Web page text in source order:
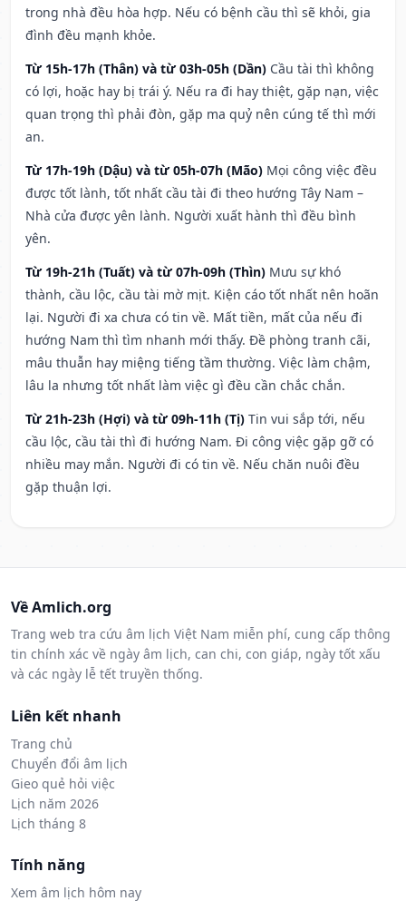
trong nhà đều hòa hợp. Nếu có bệnh cầu thì sẽ khỏi, gia
đình đều mạnh khỏe.
Từ 15h-17h (Thân) và từ 03h-05h (Dần) Cầu tài thì không
có lợi, hoặc hay bị trái ý. Nếu ra đi hay thiệt, gặp nạn, việc
quan trọng thì phải đòn, gặp ma quỷ nên cúng tế thì mới
an.
Từ 17h-19h (Dậu) và từ 05h-07h (Mão) Mọi công việc đều
được tốt lành, tốt nhất cầu tài đi theo hướng Tây Nam –
Nhà cửa được yên lành. Người xuất hành thì đều bình
yên.
Từ 19h-21h (Tuất) và từ 07h-09h (Thìn) Mưu sự khó
thành, cầu lộc, cầu tài mờ mịt. Kiện cáo tốt nhất nên hoãn
lại. Người đi xa chưa có tin về. Mất tiền, mất của nếu đi
hướng Nam thì tìm nhanh mới thấy. Đề phòng tranh cãi,
mâu thuẫn hay miệng tiếng tầm thường. Việc làm chậm,
lâu la nhưng tốt nhất làm việc gì đều cần chắc chắn.
Từ 21h-23h (Hợi) và từ 09h-11h (Tị) Tin vui sắp tới, nếu
cầu lộc, cầu tài thì đi hướng Nam. Đi công việc gặp gỡ có
nhiều may mắn. Người đi có tin về. Nếu chăn nuôi đều
gặp thuận lợi.
Về Amlich.org
Trang web tra cứu âm lịch Việt Nam miễn phí, cung cấp thông
tin chính xác về ngày âm lịch, can chi, con giáp, ngày tốt xấu
và các ngày lễ tết truyền thống.
Liên kết nhanh
Trang chủ
Chuyển đổi âm lịch
Gieo quẻ hỏi việc
Lịch năm 2026
Lịch tháng 8
Tính năng
Xem âm lịch hôm nay